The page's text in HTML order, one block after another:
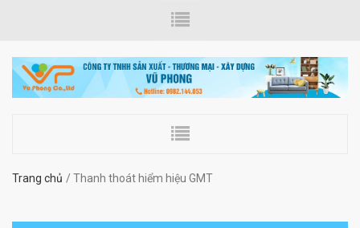
Trang chủ Thanh thoát hiểm hiệu GMT